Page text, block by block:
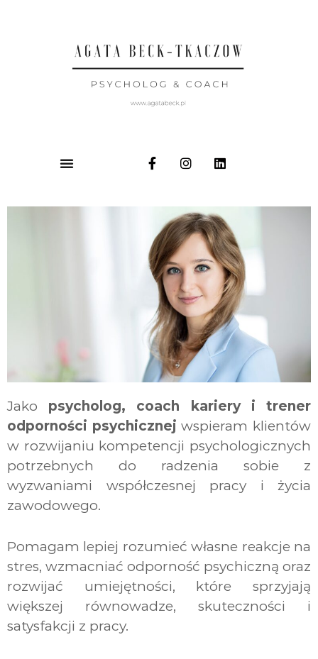
Jako psycholog, coach kariery i trener
odporności psychicznej wspieram klientów
w rozwijaniu kompetencji psychologicznych
potrzebnych do radzenia sobie z
wyzwaniami współczesnej pracy i życia
zawodowego.
Pomagam lepiej rozumieć własne reakcje na
stres, wzmacniać odporność psychiczną oraz
rozwijać umiejętności, które sprzyjają
większej równowadze, skuteczności i
satysfakcji z pracy.